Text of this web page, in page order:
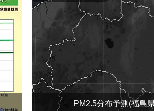
PM2.5分布予測(福島